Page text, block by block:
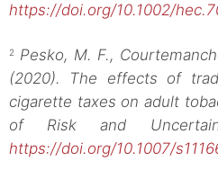
https://doi.org/10.1002/
2
Pesko, M. F.,
(2020). The effects of
cigarette taxes on adult
of Risk and
https://doi.org/10.1007/